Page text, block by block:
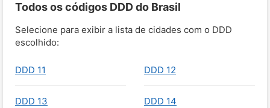
Todos os códigos DDD do Brasil
Selecione para exibir a lista de cidades com o DDD
escolhido:
DDD 11 DDD 12
DDD 13 DDD 14